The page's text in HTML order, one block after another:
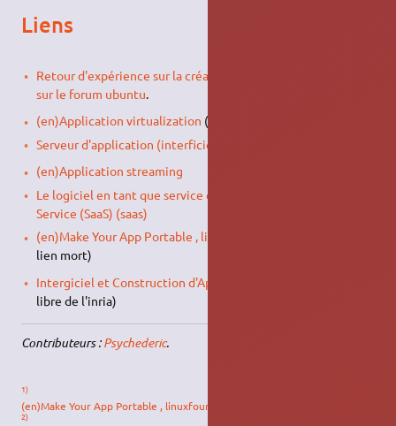
Liens
Retour d'expérience sur la création d'Application portable
sur le forum ubuntu.
(en)Application virtualization (wikipedia en)
Serveur d'application (interficiel sur wikipedia)
(en)Application streaming
Le logiciel en tant que service ou en anglais le Software as a
Service (SaaS) (saas)
(en)Make Your App Portable , linuxfoundation
lien mort)
Intergiciel et Construction d'Applications Réparties
libre de l'inria)
Contributeurs :Psychederic.
1)
(en)Make Your App Portable , linuxfoundation
2)